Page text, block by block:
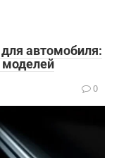
автомобиля:
моделей
0